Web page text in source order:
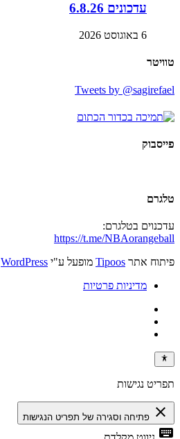
עדכונים 6.8.26
6 באוגוסט 2026
טוויטר
Tweets by @sagirefael
פייסבוק
טלגרם
עדכנוים בטלגרם:
https://t.me/NBAorangeball
פיתוח אתר Tipoos מופעל ע"י WordPress
מדיניות פרטיות
תפריט נגישות
close פתיחה וסגירה של תפריט הנגישות
keyboard